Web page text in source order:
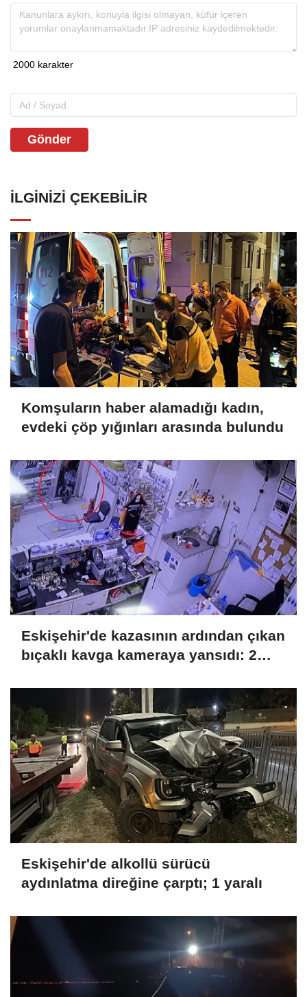
Gönder
İLGINIZI ÇEKEBILIR
Komşuların haber alamadığı kadın,
evdeki çöp yığınları arasında bulundu
Eskişehir'de kazasının ardından çıkan
bıçaklı kavga kameraya yansıdı: 2
Eskişehir'de alkollü sürücü
aydınlatma direğine çarptı; 1 yaralı